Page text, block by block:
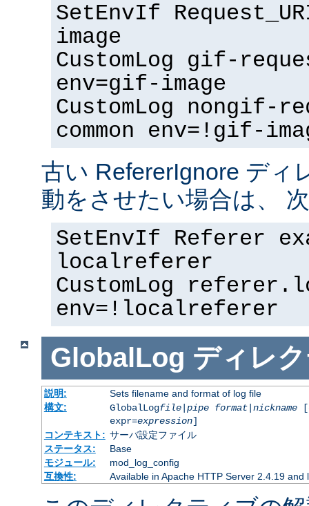
SetEnvIf
image
CustomLog gif-
env=gif-image
CustomLog nongif-
common env=!gif-
古い RefererIgnore ディ
動をさせたい場合は、
SetEnvIf Referer
localreferer
CustomLog
env=!localreferer
GlobalLog ディレ
説明:
Sets filename and format of log file
構文:
GlobalLogfile| pipe format| nickname
expr=expression]
コンテキスト: サーバ設定ファイル
ステータス:
Base
モジュール:
mod_log_config
互換性:
Available in Apache HTTP Server 2.4.19 and